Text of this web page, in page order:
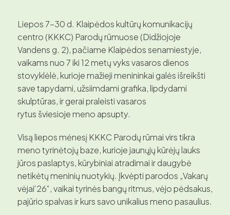
Liepos 7–30 d. Klaipėdos kultūrų komunikacijų
centro (KKKC) Parodų rūmuose (Didžiojoje
Vandens g. 2), pačiame Klaipėdos senamiestyje,
vaikams nuo 7 iki 12 metų vyks vasaros dienos
stovyklėlė, kurioje mažieji menininkai galės išreikšti
save tapydami, užsiimdami grafika, lipdydami
skulptūras, ir gerai praleisti vasaros
rytus šviesioje meno apsupty.
Visą liepos mėnesį KKKC Parodų rūmai virs tikra
meno tyrinėtojų baze, kurioje jaunųjų kūrėjų lauks
jūros paslaptys, kūrybiniai atradimai ir daugybė
netikėtų meninių nuotykių. Įkvėpti parodos „Vakarų
vėjai‘26“, vaikai tyrinės bangų ritmus, vėjo pėdsakus,
pajūrio spalvas ir kurs savo unikalius meno pasaulius.